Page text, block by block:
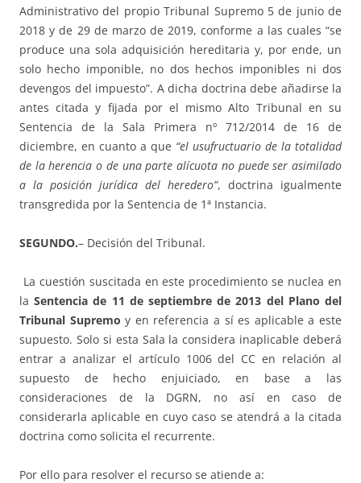
Administrativo del propio Tribunal Supremo 5 de junio de
2018 y de 29 de marzo de 2019, conforme a las cuales “se
produce una sola adquisición hereditaria y, por ende, un
solo hecho imponible, no dos hechos imponibles ni dos
devengos del impuesto”. A dicha doctrina debe añadirse la
antes citada y fijada por el mismo Alto Tribunal en su
Sentencia de la Sala Primera nº 712/2014 de 16 de
diciembre, en cuanto a que “el usufructuario de la totalidad
de la herencia o de una parte alícuota no puede ser asimilado
a la posición jurídica del heredero”, doctrina igualmente
transgredida por la Sentencia de 1ª Instancia.
SEGUNDO.– Decisión del Tribunal.
La cuestión suscitada en este procedimiento se nuclea en
laSentencia de 11 de septiembre de 2013 del Plano del
Tribunal Supremo y en referencia a sí es aplicable a este
supuesto. Solo si esta Sala la considera inaplicable deberá
entrar a analizar el artículo 1006 del CC en relación al
supuesto de hecho enjuiciado, en base a las
consideraciones de la DGRN, no así en caso de
considerarla aplicable en cuyo caso se atendrá a la citada
doctrina como solicita el recurrente.
Por ello para resolver el recurso se atiende a: